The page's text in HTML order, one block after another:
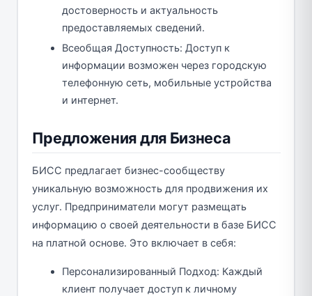
достоверность и актуальность
предоставляемых сведений.
Всеобщая Доступность: Доступ к
информации возможен через городскую
телефонную сеть, мобильные устройства
и интернет.
Предложения для Бизнеса
БИСС предлагает бизнес-сообществу
уникальную возможность для продвижения их
услуг. Предприниматели могут размещать
информацию о своей деятельности в базе БИСС
на платной основе. Это включает в себя:
Персонализированный Подход: Каждый
клиент получает доступ к личному